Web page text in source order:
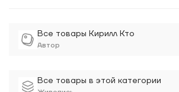
Все товары Кирилл Кто
Автор
Все товары в этой категории
занятия современный художник
часть работы.